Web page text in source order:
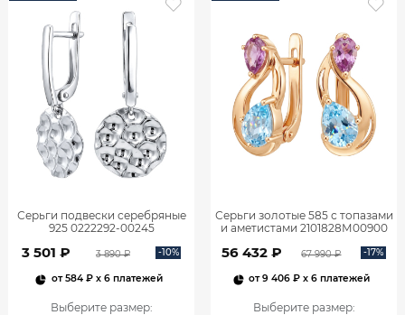
Серьги подвески серебряные
925 0222292-00245
3 501 ₽ 3 890 ₽ -10%
от584 ₽x 6 платежей
Выберите размер:
Серьги золотые 585 с топазами
и аметистами 2101828М00900
56 432 ₽ 67 990 ₽ -17%
от9 406 ₽ x 6 платежей
Выберите размер: